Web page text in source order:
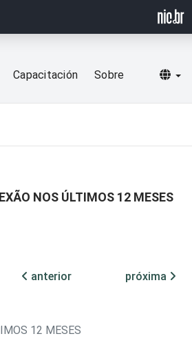
Capacitación Sobre
NOS ÚLTIMOS 12 MESES
anterior
próxima
12 MESES